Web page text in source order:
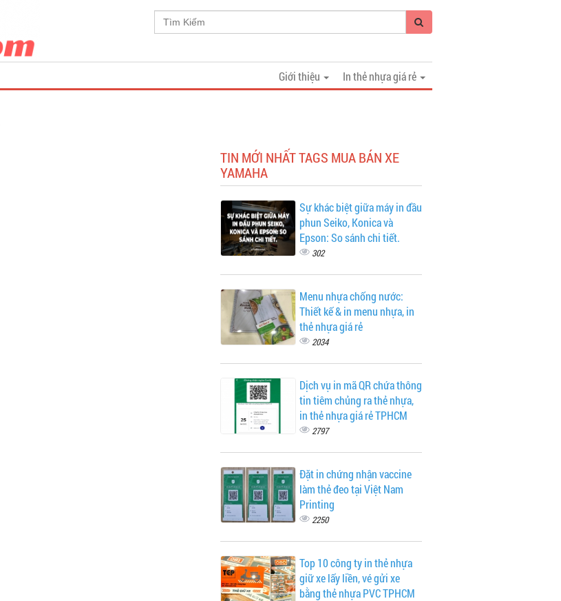
In thẻ nhựa giá rẻ
Giới thiệu
TIN MỚI NHẤT TAGS MUA BÁN XE
YAMAHA
Sự khác biệt giữa máy in đầu
phun Seiko, Konica và
Epson: So sánh chi tiết.
302
Menu nhựa chống nước:
Thiết kế & in menu nhựa, in
thẻ nhựa giá rẻ
2034
Dịch vụ in mã QR chứa thông
tin tiêm chủng ra thẻ nhựa,
in thẻ nhựa giá rẻ TPHCM
2797
Đặt in chứng nhận vaccine
làm thẻ đeo tại Việt Nam
Printing
2250
Top 10 công ty in thẻ nhựa
giữ xe lấy liền, vé gửi xe
bằng thẻ nhựa PVC TPHCM